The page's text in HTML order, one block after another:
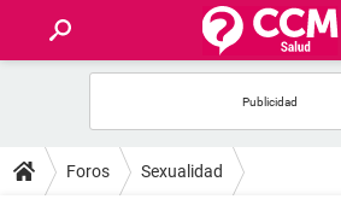
FOROS
Foros Sexualidad